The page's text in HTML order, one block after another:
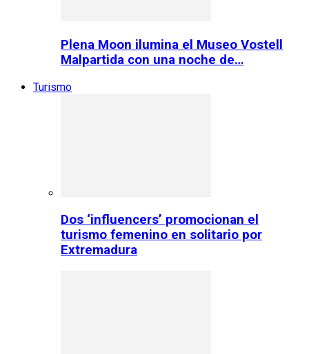
Plena Moon ilumina el Museo Vostell
Malpartida con una noche de…
Turismo
Dos ‘influencers’ promocionan el
turismo femenino en solitario por
Extremadura